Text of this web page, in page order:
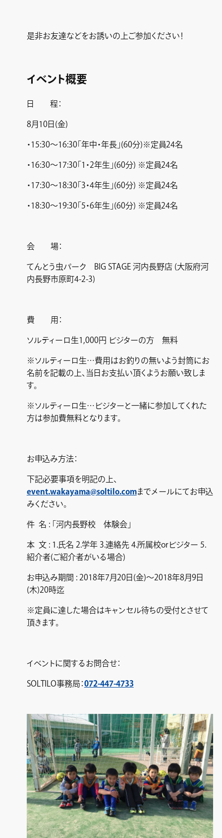
是非お友達などをお誘いの上ご参加ください！
イベント概要
日 程：
8月10日(金)
・15:30～16:30「年中・年長」(60分)※定員24名
・16:30～17:30「1・2年生」(60分) ※定員24名
・17:30～18:30「3・4年生」(60分) ※定員24名
・18:30～19:30「5・6年生」(60分) ※定員24名
会 場：
てんとう虫パーク BIG STAGE 河内長野店 (大阪府河
内長野市原町4-2-3)
費 用：
ソルティーロ生1,000円 ビジターの方 無料
※ソルティーロ生…費用はお釣りの無いよう封筒にお
名前を記載の上、当日お支払い頂くようお願い致しま
す。
※ソルティーロ生…ビジターと一緒に参加してくれた
方は参加費無料となります。
お申込み方法：
下記必要事項を明記の上、
event.wakayama@soltilo.comまでメールにてお申込
みください。
件 名 : 「河内長野校 体験会」
本 文 : 1.氏名 2.学年 3.連絡先 4.所属校orビジター 5.
紹介者(ご紹介者がいる場合)
お申込み期間 : 2018年7月20日(金)～2018年8月9日
(木)20時迄
※定員に達した場合はキャンセル待ちの受付とさせて
頂きます。
イベントに関するお問合せ：
SOLTILO事務局：072-447-4733